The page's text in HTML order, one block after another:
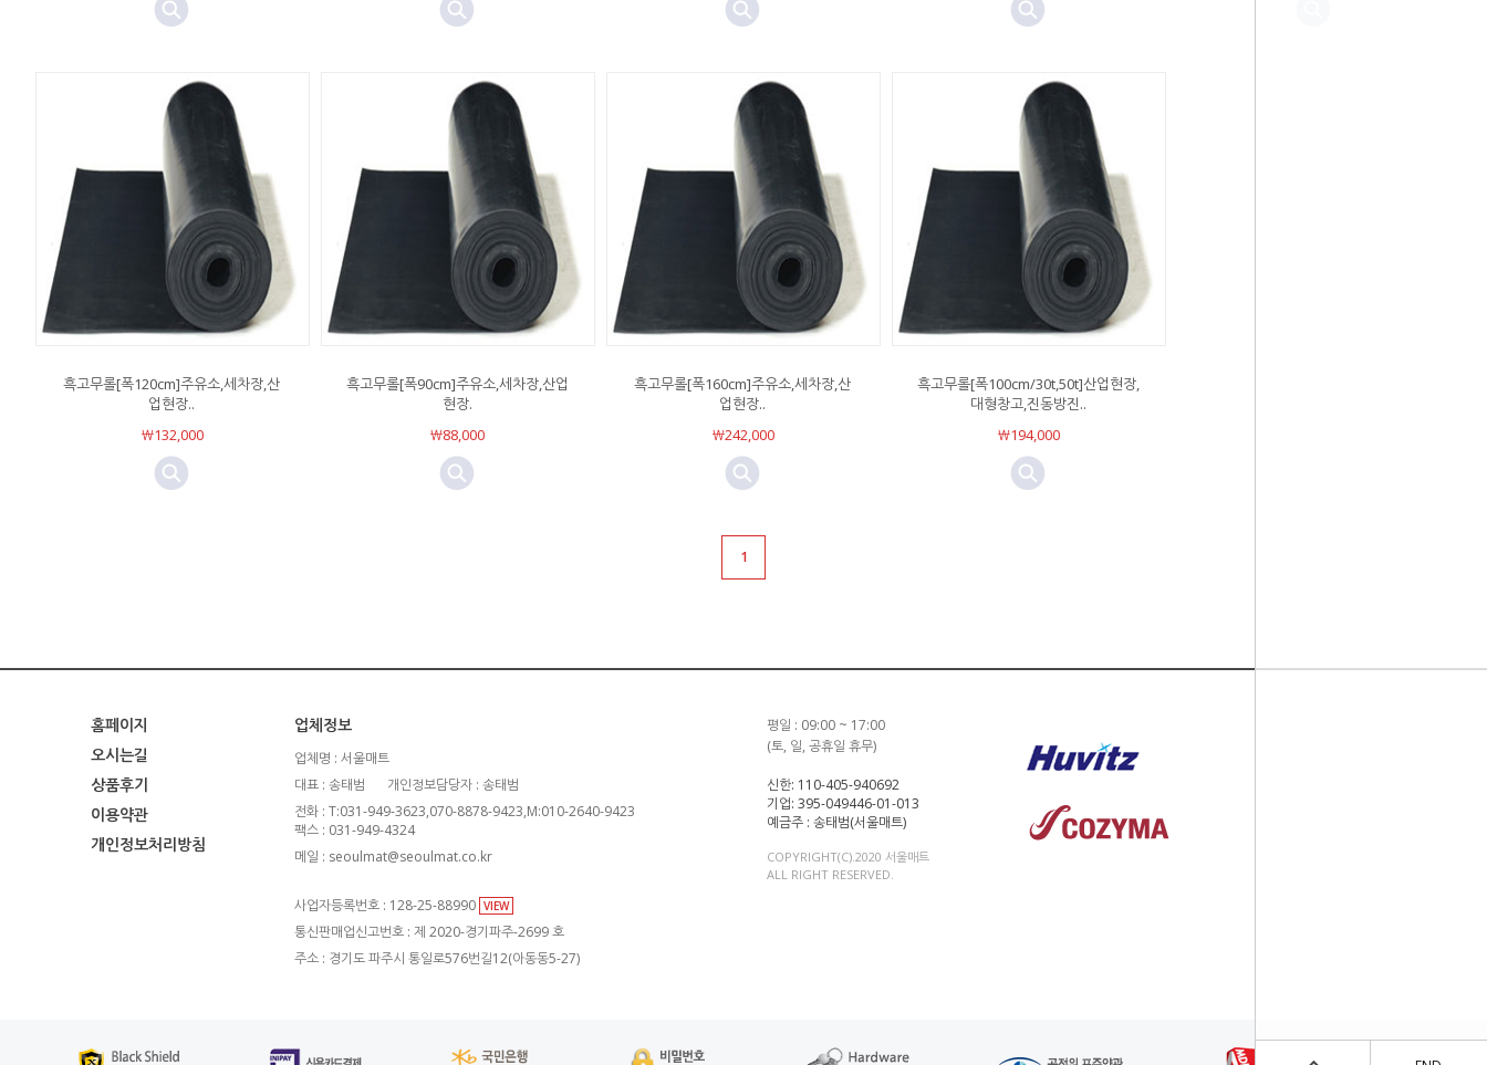
흑고무롤[폭120cm]주유소,세차장,산
업현장..
￦132,000
흑고무롤[폭90cm]주유소,세차장,산업
현장.
￦88,000
흑고무롤[폭160cm]주유소,세차장,산
업현장..
￦242,000
흑고무롤[폭100cm/30t,50t]산업현장,
대형창고,진동방진..
￦194,000
1
홈페이지
오시는길
상품후기
이용약관
개인정보처리방침
업체정보
업체명 : 서울매트
대표 : 송태범
개인정보담당자 : 송태범
전화 : T:031-949-3623,070-8878-9423,M:010-2640-9423
팩스 : 031-949-4324
메일 : seoulmat@seoulmat.co.kr
사업자등록번호 : 128-25-88990 VIEW
통신판매업신고번호 : 제 2020-경기파주-2699 호
주소 : 경기도 파주시 통일로576번길12(아동동5-27)
평일 : 09:00 ~ 17:00
(토, 일, 공휴일 휴무)
신한: 110-405-940692
기업: 395-049446-01-013
예금주 : 송태범(서울매트)
COPYRIGHT(C).2020 서울매트
ALL RIGHT RESERVED.